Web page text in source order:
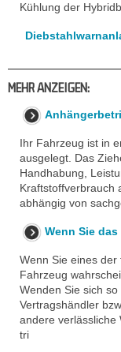
Kühlung der
MEHR ANZEIGEN:
Ihr Fahrzeug ist in
ausgelegt. Das
Handhabung,
Kraftstoffverbrauch
abhängig von
Wenn Sie
Wenn Sie eines
Fahrzeug
Wenden Sie sich
Vertragshändler
andere verlässliche
tri